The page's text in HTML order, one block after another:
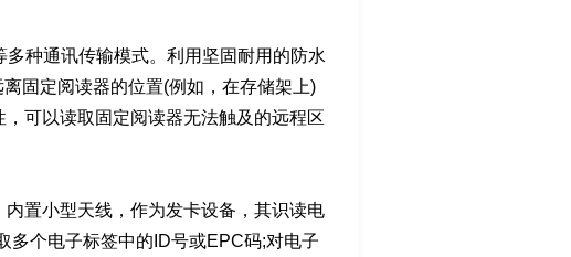
种通讯传输模式。利用坚固耐用的防水
固定阅读器的位置(例如，在存储架上)
可以读取固定阅读器无法触及的远程区
置小型天线，作为发卡设备，其识读电
多个电子标签中的ID号或EPC码;对电子